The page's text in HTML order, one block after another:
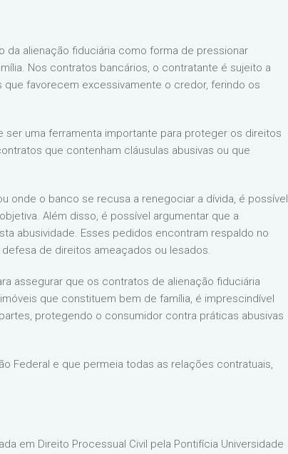
alienação fiduciária como forma de pressionar
Nos contratos bancários, o contratante é sujeito a
favorecem excessivamente o credor, ferindo os
uma ferramenta importante para proteger os direitos
que contenham cláusulas abusivas ou que
onde o banco se recusa a renegociar a dívida, é possível
Além disso, é possível argumentar que a
abusividade. Esses pedidos encontram respaldo no
de direitos ameaçados ou lesados.
assegurar que os contratos de alienação fiduciária
que constituem bem de família, é imprescindível
protegendo o consumidor contra práticas abusivas
Federal e que permeia todas as relações contratuais,
em Direito Processual Civil pela Pontifícia Universidade